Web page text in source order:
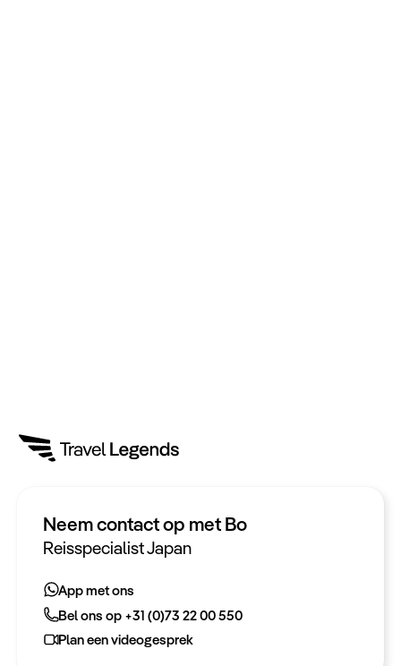
Neem contact op met Bo
Reisspecialist Japan
App met ons
Bel ons op +31 (0)73 22 00 550
Plan een videogesprek
Heeft u een vraag?
Bel ons op +31 (0)73 22 00 550
Plan een videogesprek